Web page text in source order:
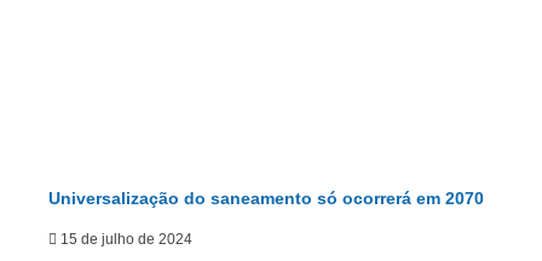
Universalização do saneamento só ocorrerá em 2070
15 de julho de 2024